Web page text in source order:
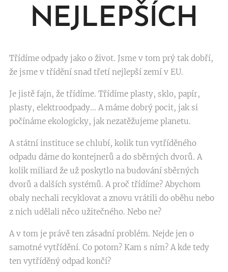
NEJLEPŠÍCH
Třídíme odpady jako o život. Jsme v tom prý tak dobří,
že jsme v třídění snad třetí nejlepší zemí v EU.
Je jistě fajn, že třídíme. Třídíme plasty, sklo, papír,
plasty, elektroodpady... A máme dobrý pocit, jak si
počínáme ekologicky, jak nezatěžujeme planetu.
A státní instituce se chlubí, kolik tun vytříděného
odpadu dáme do kontejnerů a do sběrných dvorů. A
kolik miliard že už poskytlo na budování sběrných
dvorů a dalších systémů. A proč třídíme? Abychom
obaly nechali recyklovat a znovu vrátili do oběhu nebo
z nich udělali něco užitečného. Nebo ne?
A v tom je právě ten zásadní problém. Nejde jen o
samotné vytřídění. Co potom? Kam s ním? A kde tedy
ten vytříděný odpad končí?